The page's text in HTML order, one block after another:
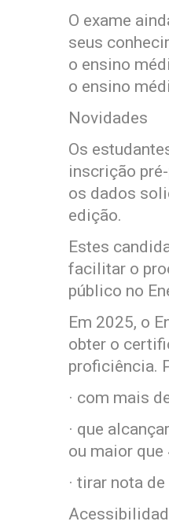
O exame
seus
o ensino
o ensino
Novidades
Os
inscrição
os dados
edição.
Estes
facilitar o
público no
Em 2025, o
obter o
proficiência.
· com mais
· que
ou maior que
· tirar nota